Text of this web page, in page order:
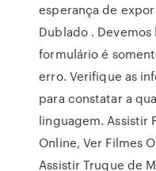
esperança de
Dublado .
formulário é
erro. Verifique as
para constatar a
linguagem. Assistir
Online, Ver Filmes
Assistir Truque de